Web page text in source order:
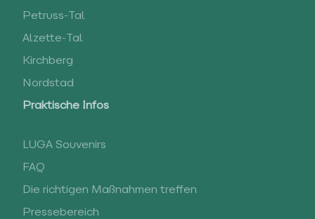
Petruss-Tal
Alzette-Tal
Kirchberg
Nordstad
Praktische Infos
LUGA Souvenirs
FAQ
Die richtigen Maßnahmen treffen
Pressebereich